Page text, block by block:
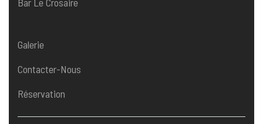
Galerie
Contacter-Nous
Réservation